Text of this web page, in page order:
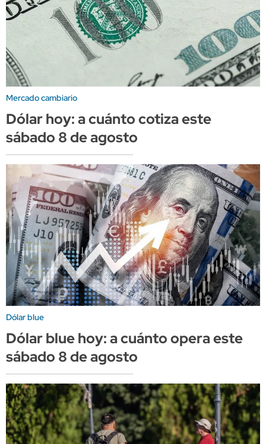
Mercado cambiario
Dólar hoy: a cuánto cotiza este
sábado 8 de agosto
Dólar blue
Dólar blue hoy: a cuánto opera este
sábado 8 de agosto